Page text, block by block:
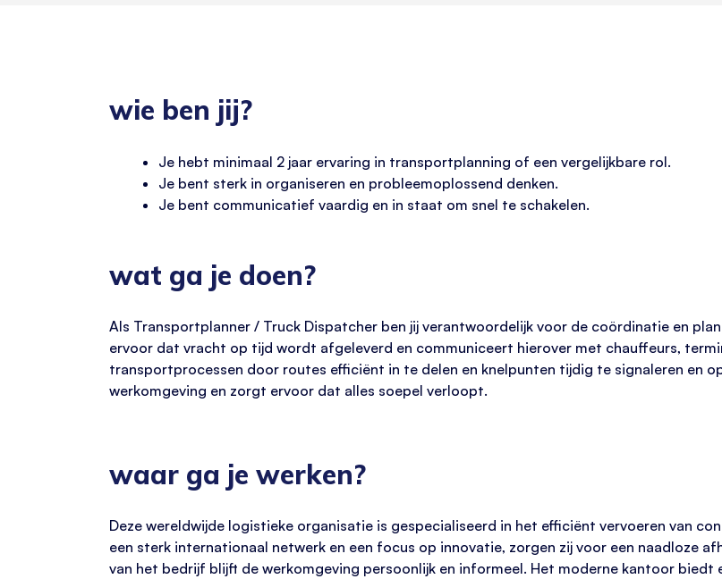
wie ben jij?
Je hebt minimaal 2 jaar ervaring in transportplanning of een vergelijkbare rol.
Je bent sterk in organiseren en probleemoplossend denken.
Je bent communicatief vaardig en in staat om snel te schakelen.
wat ga je doen?
Als Transportplanner / Truck Dispatcher ben jij verantwoordelijk voor de coördinatie en
ervoor dat vracht op tijd wordt afgeleverd en communiceert hierover met chauffeurs,
transportprocessen door routes efficiënt in te delen en knelpunten tijdig te signaleren en
werkomgeving en zorgt ervoor dat alles soepel verloopt.
waar ga je werken?
Deze wereldwijde logistieke organisatie is gespecialiseerd in het efficiënt vervoeren van
een sterk internationaal netwerk en een focus op innovatie, zorgen zij voor een naadloze
van het bedrijf blijft de werkomgeving persoonlijk en informeel. Het moderne kantoor biedt